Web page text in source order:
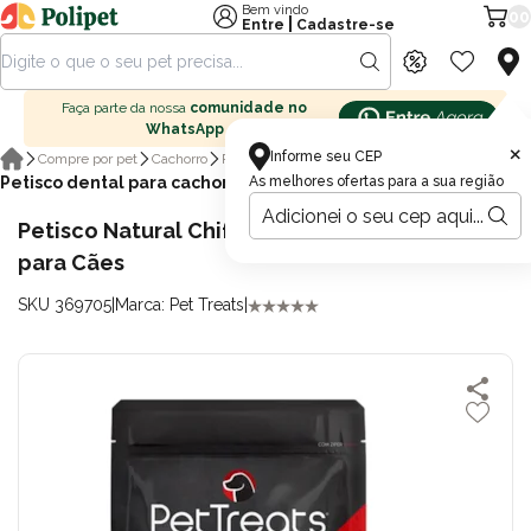
Informe seu CEP
As melhores ofertas para a sua região
×
Bem vindo
Entre
Cadastre-se
Faça parte da nossa comunidade no
WhatsApp
Compre por pet
Cachorro Petisco para cachorro
Petisco dental para cachorro
Petisco Natural Chifre Bovino Pet Treats 2UN
para Cães
SKU 369705 Marca: Pet Treats